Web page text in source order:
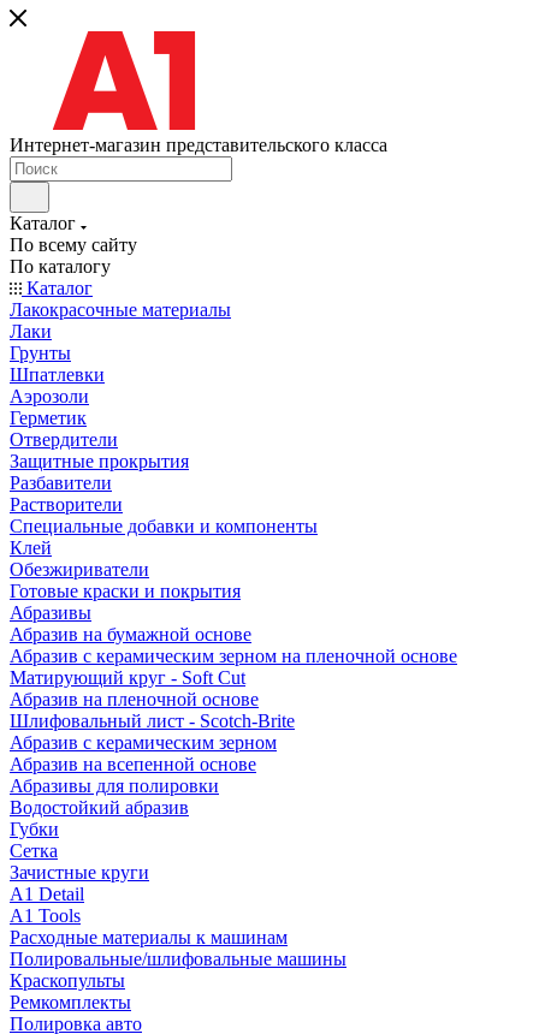
Интернет-магазин представительского класса
Каталог
По всему сайту
По каталогу
Каталог
Лакокрасочные материалы
Лаки
Грунты
Шпатлевки
Аэрозоли
Герметик
Отвердители
Защитные прокрытия
Разбавители
Растворители
Специальные добавки и компоненты
Клей
Обезжириватели
Готовые краски и покрытия
Абразивы
Абразив на бумажной основе
Абразив с керамическим зерном на пленочной основе
Матирующий круг - Soft Cut
Абразив на пленочной основе
Шлифовальный лист - Scotch-Brite
Абразив с керамическим зерном
Абразив на всепенной основе
Абразивы для полировки
Водостойкий абразив
Губки
Сетка
Зачистные круги
A1 Detail
A1 Tools
Расходные материалы к машинам
Полировальные/шлифовальные машины
Краскопульты
Ремкомплекты
Полировка авто